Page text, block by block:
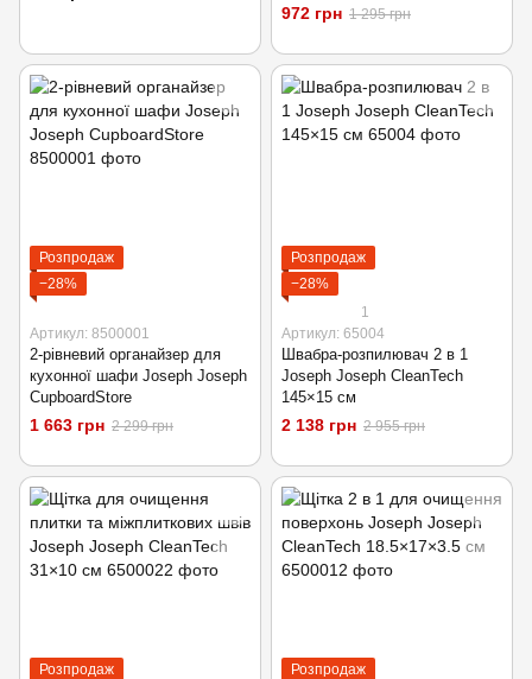
972 грн 1 295 грн
Розпродаж
−28%
Артикул: 8500001
2-рівневий органайзер для
кухонної шафи Joseph Joseph
CupboardStore
1 663 грн 2 299 грн
Розпродаж
−28%
1
Артикул: 65004
Швабра-розпилювач 2 в 1
Joseph Joseph CleanTech
145×15 см
2 138 грн 2 955 грн
Розпродаж
Розпродаж